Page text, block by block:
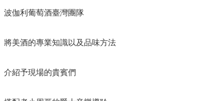
波伽利葡萄酒臺灣團隊​
將美酒的專業知識以及品味方法​
介紹予現場的貴賓們​